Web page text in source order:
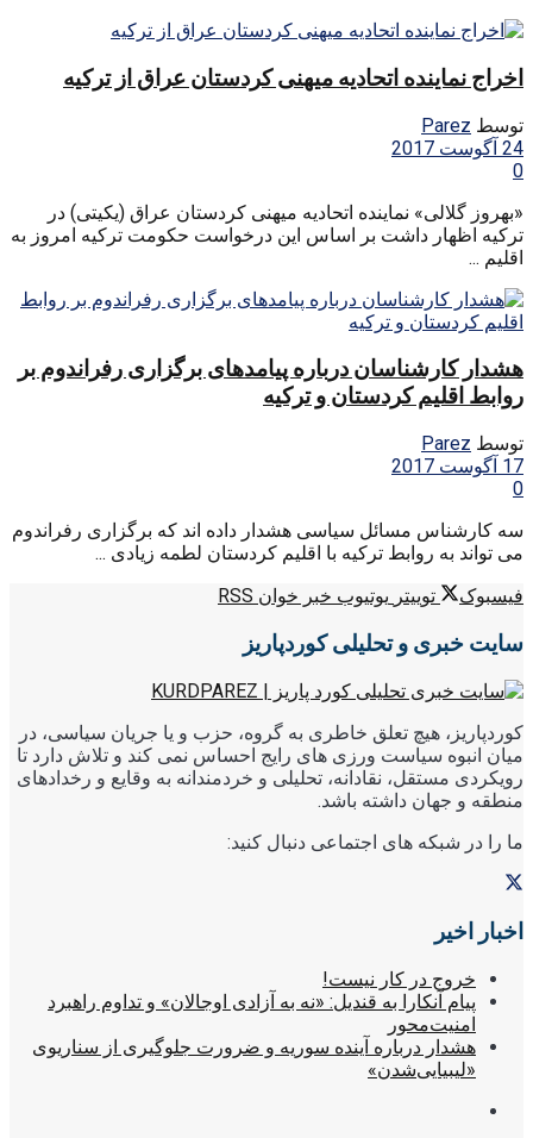
اخراج نماینده اتحادیه میهنی کردستان عراق از ترکیه
توسط Parez
24 آگوست 2017
0
«بهروز گلالی» نماینده اتحادیه میهنی کردستان عراق (یکیتی) در
ترکیه اظهار داشت بر اساس این درخواست حکومت ترکیه امروز به
اقلیم ...
هشدار کارشناسان درباره پیامدهای برگزاری رفراندوم بر
روابط اقلیم کردستان و ترکیه
توسط Parez
17 آگوست 2017
0
سه کارشناس مسائل سیاسی هشدار داده اند که برگزاری رفراندوم
می تواند به روابط ترکیه با اقلیم کردستان لطمه زیادی ...
فیسبوک
توییتر یوتیوب خبر خوان RSS
سایت خبری و تحلیلی کوردپاریز
کوردپاریز، هیچ تعلق خاطری به گروه، حزب و یا جریان سیاسی، در
میان انبوه سیاست ورزی های رایج احساس نمی کند و تلاش دارد تا
رویکردی مستقل، نقادانه، تحلیلی و خردمندانه به وقایع و رخدادهای
منطقه و جهان داشته باشد.
ما را در شبکه های اجتماعی دنبال کنید:
اخبار اخیر
خروج در کار نیست!
پیام آنکارا به قندیل: «نه به آزادی اوجالان» و تداوم راهبرد
امنیت‌محور
هشدار درباره آینده سوریه و ضرورت جلوگیری از سناریوی
«لیبیایی‌شدن»